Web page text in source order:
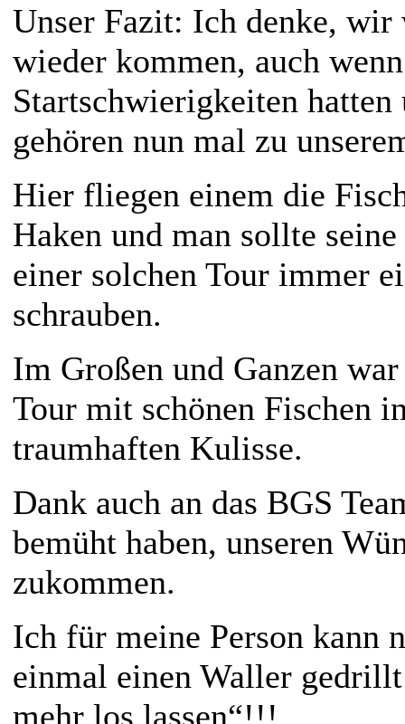
Unser Fazit: Ich denke, wir
wieder kommen, auch
Startschwierigkeiten hatten
gehören nun mal zu
Hier fliegen einem die
Haken und man sollte
einer solchen Tour immer
schrauben.
Im Großen und Ganzen
Tour mit schönen Fischen
traumhaften Kulisse.
Dank auch an das BGS
bemüht haben, unseren
zukommen.
Ich für meine Person kann
einmal einen Waller
mehr los lassen“!!!